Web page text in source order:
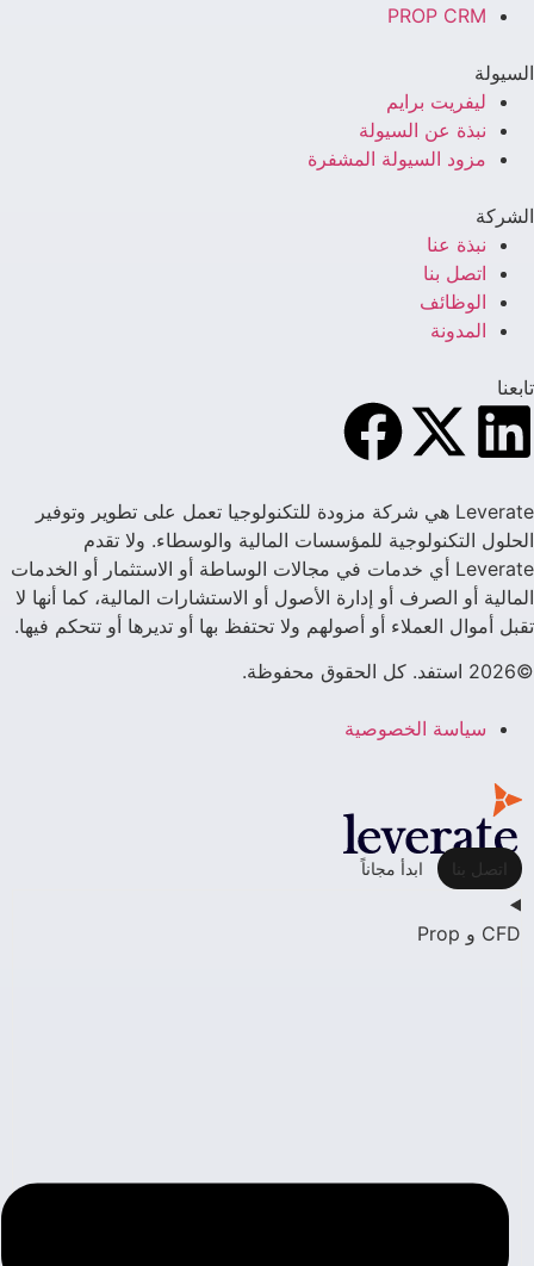
PROP CRM
السيولة
ليفريت برايم
نبذة عن السيولة
مزود السيولة المشفرة
الشركة
نبذة عنا
اتصل بنا
الوظائف
المدونة
تابعنا
Leverate هي شركة مزودة للتكنولوجيا تعمل على تطوير وتوفير
الحلول التكنولوجية للمؤسسات المالية والوسطاء. ولا تقدم
Leverate أي خدمات في مجالات الوساطة أو الاستثمار أو الخدمات
المالية أو الصرف أو إدارة الأصول أو الاستشارات المالية، كما أنها لا
تقبل أموال العملاء أو أصولهم ولا تحتفظ بها أو تديرها أو تتحكم فيها.
©2026 استفد. كل الحقوق محفوظة.
سياسة الخصوصية
اتصل بنا ابدأ مجاناً
CFD و Prop